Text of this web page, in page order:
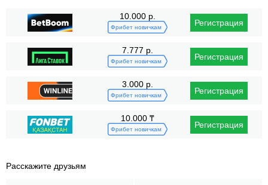
10.000 р.
Фрибет новичкам Регистрация
7.777 р.
Фрибет новичкам Регистрация
3.000 р.
Фрибет новичкам Регистрация
10.000 ₸
Фрибет новичкам Регистрация
Расскажите друзьям